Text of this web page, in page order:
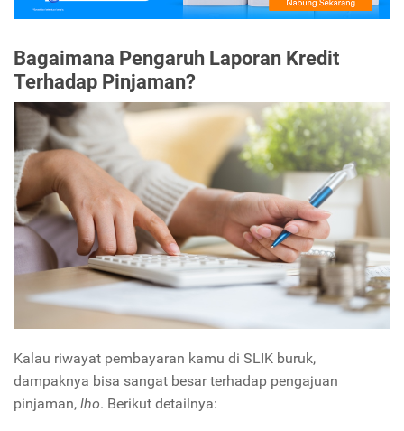
Bagaimana Pengaruh Laporan Kredit
Terhadap Pinjaman?
Kalau riwayat pembayaran kamu di SLIK buruk,
dampaknya bisa sangat besar terhadap pengajuan
pinjaman, lho. Berikut detailnya: